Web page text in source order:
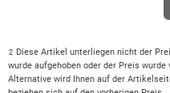
2
Diese Artikel unterliegen nicht der
wurde aufgehoben oder der Preis
Alternative wird Ihnen auf der